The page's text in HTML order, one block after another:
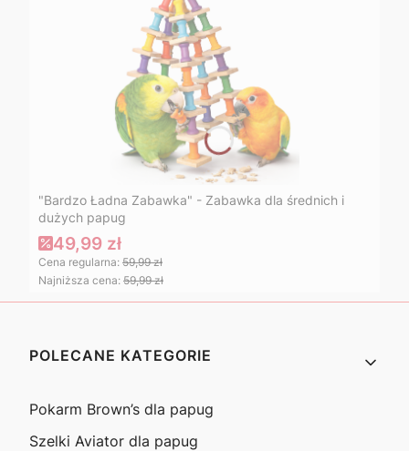
"Bardzo Ładna Zabawka" - Zabawka dla średnich i
dużych papug
49,99 zł
Cena regularna: 59,99 zł
Najniższa cena: 59,99 zł
Linki w stopce
POLECANE KATEGORIE
Pokarm Brown’s dla papug
Szelki Aviator dla papug